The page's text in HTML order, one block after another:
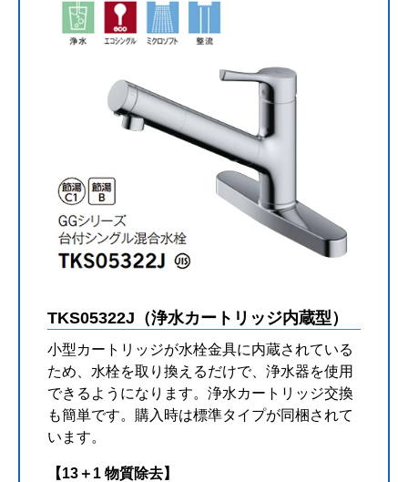
TKS05322J（浄水カートリッジ内蔵型）
小型カートリッジが水栓金具に内蔵されている
ため、水栓を取り換えるだけで、浄水器を使用
できるようになります。浄水カートリッジ交換
も簡単です。購入時は標準タイプが同梱されて
います。
【13＋1 物質除去】